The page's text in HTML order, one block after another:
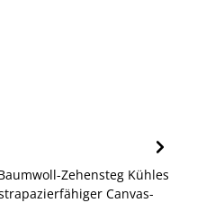
Zehensteg Kühles
Canvas-